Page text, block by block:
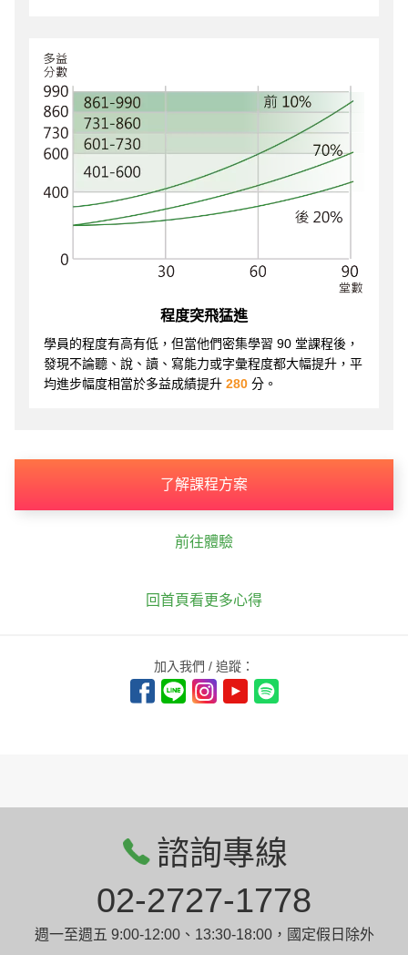
程度突飛猛進
學員的程度有高有低，但當他們密集學習 90 堂課程後，
發現不論聽、說、讀、寫能力或字彙程度都大幅提升，平
均進步幅度相當於多益成績提升 280 分。
了解課程方案
前往體驗
回首頁看更多心得
加入我們 / 追蹤：
諮詢專線
02-2727-1778
週一至週五 9:00-12:00、13:30-18:00，國定假日除外